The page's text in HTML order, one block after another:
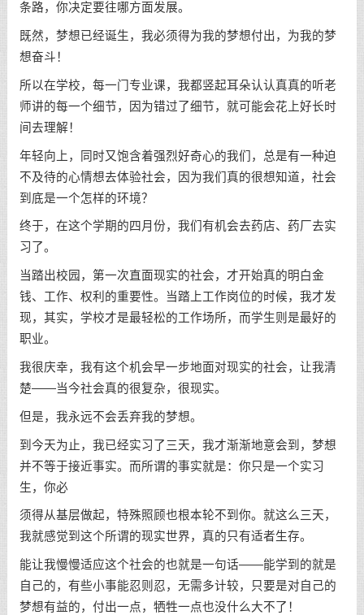
条路，你决定要往哪方面发展。
既然，梦想已经诞生，我必须得为我的梦想付出，为我的梦
想奋斗！
所以在学校，每一门专业课，我都竖起耳朵认认真真的听老
师讲的每一个细节，因为错过了细节，就可能会花上好长时
间去理解！
年轻向上，同时又饱含着强烈好奇心的我们，总是有一种迫
不及待的心情想去体验社会，因为我们真的很想知道，社会
到底是一个怎样的环境？
终于，在这个学期的四月份，我们有机会去药店、药厂去实
习了。
当踏出校园，第一次直面现实的社会，才开始真的明白金
钱、工作、权利的重要性。当踏上工作岗位的时候，我才发
现，其实，学校才是最轻松的工作场所，而学生则是最好的
职业。
我很庆幸，我有这个机会早一步地面对现实的社会，让我清
楚——当今社会真的很复杂，很现实。
但是，我永远不会丢弃我的梦想。
到今天为止，我已经实习了三天，我才渐渐地意会到，梦想
并不等于接近事实。而所谓的事实就是：你只是一个实习
生，你必
须得从基层做起，特殊照顾也根本轮不到你。就这么三天，
我就感觉到这个所谓的现实世界，真的只有适者生存。
能让我慢慢适应这个社会的也就是一句话——能学到的就是
自己的，有些小事能忍则忍，无需多计较，只要是对自己的
梦想有益的，付出一点，牺牲一点也没什么大不了！